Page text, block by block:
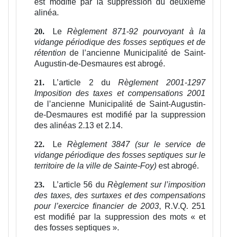
alinéa.
20. LeRèglement 871-92 pourvoyant à la
vidange périodique des fosses septiques et de
rétention de l’ancienne Municipalité de Saint-
Augustin-de-Desmaures est abrogé.
21. L’article 2 duRèglement 2001-1297
Imposition des taxes et compensations 2001
de l’ancienne Municipalité de Saint-Augustin-
de-Desmaures est modifié par la suppression
des alinéas 2.13 et 2.14.
22. Le Règlement 3847 (sur le service de
vidange périodique des fosses septiques sur le
territoire de la ville de Sainte-Foy) est abrogé.
23. L’article 56 duRèglement sur l’imposition
des taxes, des surtaxes et des compensations
pour l’exercice financier de 2003, R.V.Q. 251
est modifié par la suppression des mots « et
des fosses septiques ».